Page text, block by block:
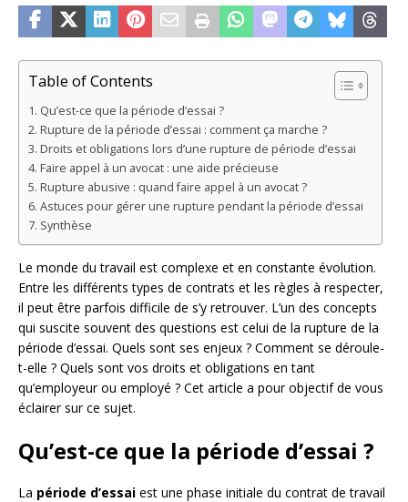
Table of Contents
Qu’est-ce que la période d’essai ?
Rupture de la période d’essai : comment ça marche ?
Droits et obligations lors d’une rupture de période d’essai
Faire appel à un avocat : une aide précieuse
Rupture abusive : quand faire appel à un avocat ?
Astuces pour gérer une rupture pendant la période d’essai
Synthèse
Le monde du travail est complexe et en constante évolution.
Entre les différents types de contrats et les règles à respecter,
il peut être parfois difficile de s’y retrouver. L’un des concepts
qui suscite souvent des questions est celui de la rupture de la
période d’essai. Quels sont ses enjeux ? Comment se déroule-
t-elle ? Quels sont vos droits et obligations en tant
qu’employeur ou employé ? Cet article a pour objectif de vous
éclairer sur ce sujet.
Qu’est-ce que la période d’essai ?
La période d’essai est une phase initiale du contrat de travail